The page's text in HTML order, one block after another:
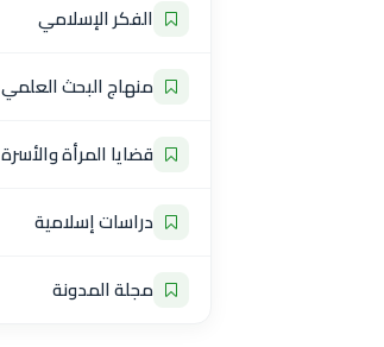
الفكر الإسلامي
منهاج البحث العلمي
قضايا المرأة والأسرة
دراسات إسلامية
مجلة المدونة